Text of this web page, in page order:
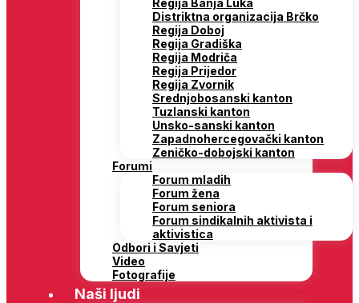
Regija Banja Luka
Distriktna organizacija Brčko
Regija Doboj
Regija Gradiška
Regija Modriča
Regija Prijedor
Regija Zvornik
Srednjobosanski kanton
Tuzlanski kanton
Unsko-sanski kanton
Zapadnohercegovački kanton
Zeničko-dobojski kanton
Forumi
Forum mladih
Forum žena
Forum seniora
Forum sindikalnih aktivista i
aktivistica
Odbori i Savjeti
Video
Fotografije
Naši ljudi